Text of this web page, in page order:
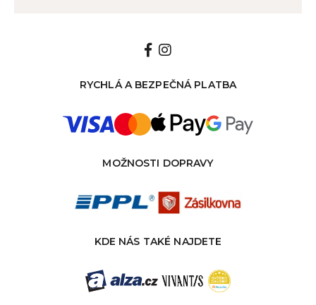
RYCHLÁ A BEZPEČNÁ PLATBA
MOŽNOSTI DOPRAVY
KDE NÁS TAKÉ NAJDETE